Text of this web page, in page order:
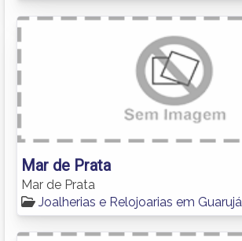
Mar de Prata
Mar de Prata
Joalherias e Relojoarias em Guarujá